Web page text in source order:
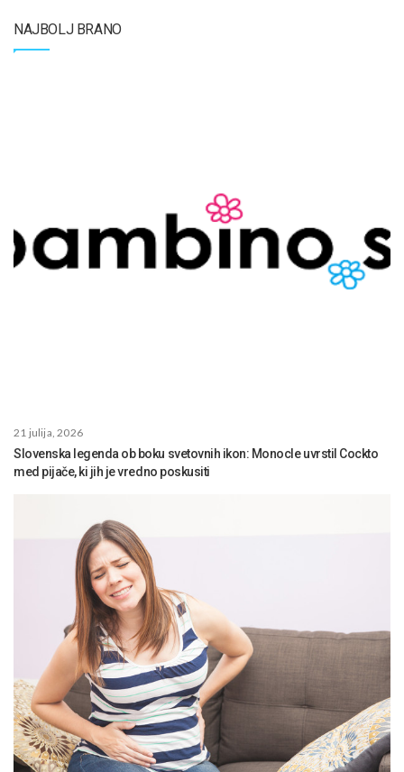
NAJBOLJ BRANO
21 julija, 2026
Slovenska legenda ob boku svetovnih ikon: Monocle uvrstil Cockto
med pijače, ki jih je vredno poskusiti